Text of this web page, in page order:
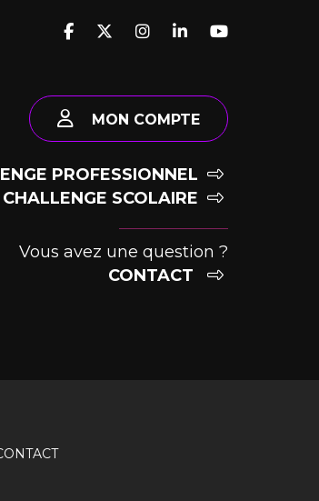
MON COMPTE
PROFESSIONNEL
CHALLENGE SCOLAIRE
Vous avez une question ?
CONTACT